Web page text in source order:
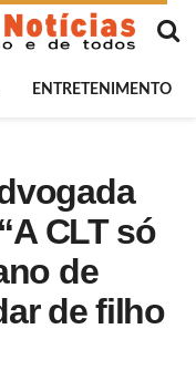
ENTRETENIMENTO
CLT só
de
de filho